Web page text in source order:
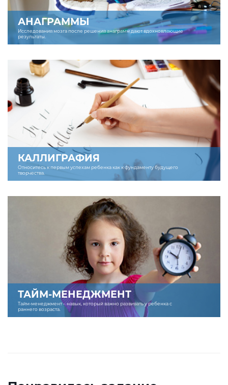
АНАГРАММЫ
Исследования мозга после решения анаграмм дают вдохновляющие
результаты.
КАЛЛИГРАФИЯ
Относитесь к первым успехам ребенка как к фундаменту будущего
творчества.
ТАЙМ-МЕНЕДЖМЕНТ
Тайм-менеджмент – навык, который важно развивать у ребенка с
раннего возраста.